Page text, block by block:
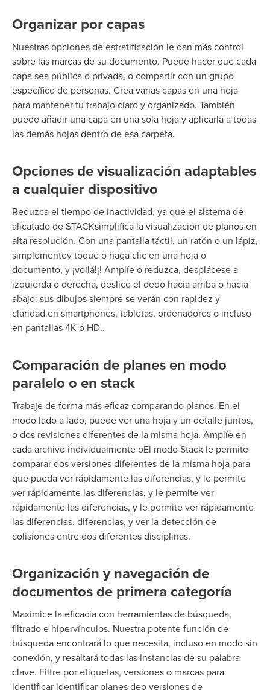
Organizar por capas
Nuestras opciones de estratificación le dan más control
sobre las marcas de su documento. Puede hacer que cada
capa sea pública o privada, o compartir con un grupo
específico de personas. Crea varias capas en una hoja
para mantener tu trabajo claro y organizado. También
puede añadir una capa en una sola hoja y aplicarla a todas
las demás hojas dentro de esa carpeta.
Opciones de visualización adaptables
a cualquier dispositivo
Reduzca el tiempo de inactividad, ya que el sistema de
alicatado de STACKsimplifica la visualización de planos en
alta resolución. Con una pantalla táctil, un ratón o un lápiz,
simplementey toque o haga clic en una hoja o
documento, y ¡voilá!¡! Amplíe o reduzca, desplácese a
izquierda o derecha, deslice el dedo hacia arriba o hacia
abajo: sus dibujos siempre se verán con rapidez y
claridad.en smartphones, tabletas, ordenadores o incluso
en pantallas 4K o HD..
Comparación de planes en modo
paralelo o en stack
Trabaje de forma más eficaz comparando planos. En el
modo lado a lado, puede ver una hoja y un detalle juntos,
o dos revisiones diferentes de la misma hoja. Amplíe en
cada archivo individualmente oEl modo Stack le permite
comparar dos versiones diferentes de la misma hoja para
que pueda ver rápidamente las diferencias, y le permite
ver rápidamente las diferencias, y le permite ver
rápidamente las diferencias, y le permite ver rápidamente
las diferencias. diferencias, y ver la detección de
colisiones entre dos diferentes disciplinas.
Organización y navegación de
documentos de primera categoría
Maximice la eficacia con herramientas de búsqueda,
filtrado e hipervínculos. Nuestra potente función de
búsqueda encontrará lo que necesita, incluso en modo sin
conexión, y resaltará todas las instancias de su palabra
clave. Filtre por etiquetas, versiones o marcas para
identificar identificar planes deo versiones de